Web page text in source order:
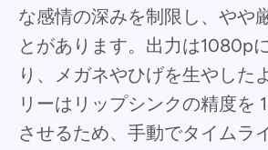
な感情の深みを制限し、やや
とがあります。出力は1080p
り、メガネやひげを生やした
リーはリップシンクの精度を
させるため、手動でタイムラ